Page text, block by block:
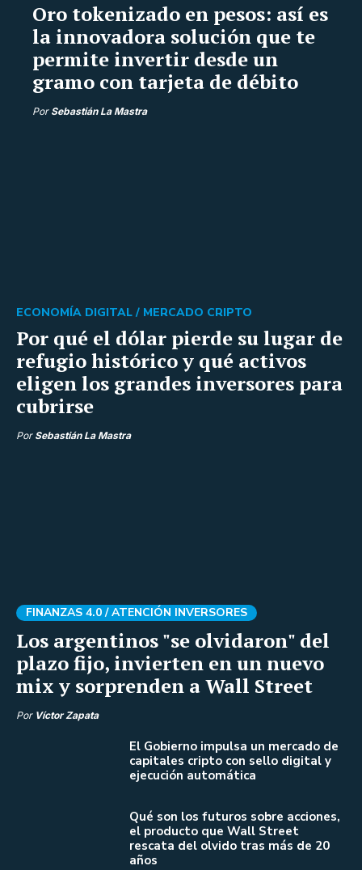
Oro tokenizado en pesos: así es
la innovadora solución que te
permite invertir desde un
gramo con tarjeta de débito
Por Sebastián La Mastra
Por qué el dólar pierde su lugar de
refugio histórico y qué activos
eligen los grandes inversores para
cubrirse
ECONOMÍA DIGITAL / MERCADO CRIPTO
Por Sebastián La Mastra
Los argentinos "se olvidaron" del
plazo fijo, invierten en un nuevo
mix y sorprenden a Wall Street
FINANZAS 4.0 /ATENCIÓN INVERSORES
Por Víctor Zapata
El Gobierno impulsa un mercado de
capitales cripto con sello digital y
ejecución automática
Qué son los futuros sobre acciones,
el producto que Wall Street
rescata del olvido tras más de 20
años